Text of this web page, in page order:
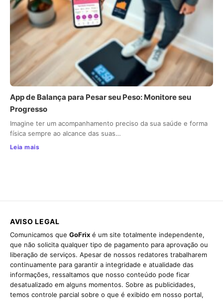
App de Balança para Pesar seu Peso: Monitore seu
Progresso
Imagine ter um acompanhamento preciso da sua saúde e forma
física sempre ao alcance das suas…
Leia mais
AVISO LEGAL
Comunicamos que GoFrix é um site totalmente independente,
que não solicita qualquer tipo de pagamento para aprovação ou
liberação de serviços. Apesar de nossos redatores trabalharem
continuamente para garantir a integridade e atualidade das
informações, ressaltamos que nosso conteúdo pode ficar
desatualizado em alguns momentos. Sobre as publicidades,
temos controle parcial sobre o que é exibido em nosso portal,